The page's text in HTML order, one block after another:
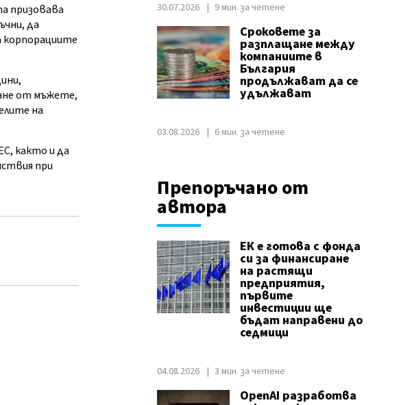
призовава
да
корпорациите
от мъжете,
на
както и да
при
30.07.2026 9 мин. за четене
Сроковете за
разплащане между
компаниите в
България
продължават да се
удължават
03.08.2026 6 мин. за четене
Препоръчано от
автора
ЕК е готова с фонда
си за финансиране
на растящи
предприятия,
първите
инвестиции ще
бъдат направени до
седмици
04.08.2026 3 мин. за четене
OpenAI разработва